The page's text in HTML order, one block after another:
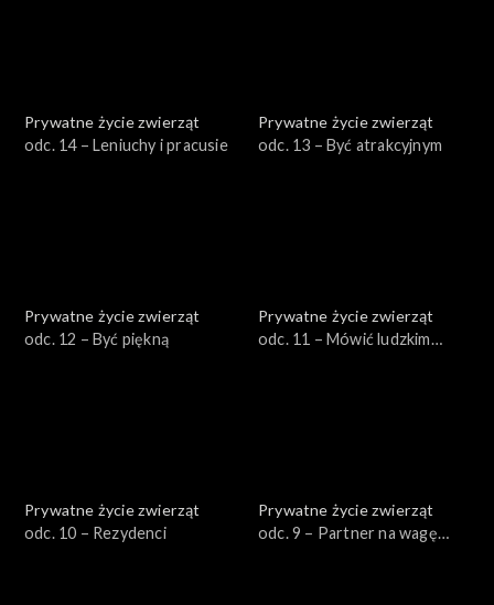
Prywatne życie zwierząt
odc. 14 – Leniuchy i pracusie
Prywatne życie zwierząt
odc. 13 – Być atrakcyjnym
Prywatne życie zwierząt
odc. 12 – Być piękną
Prywatne życie zwierząt
odc. 11 – Mówić ludzkim
Prywatne życie zwierząt
odc. 10 – Rezydenci
Prywatne życie zwierząt
odc. 9 – Partner na wagę